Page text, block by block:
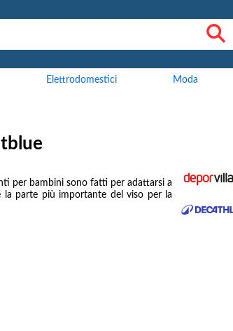
Elettrodomestici Moda
per bambini sono fatti per adattarsi a
parte più importante del viso per la